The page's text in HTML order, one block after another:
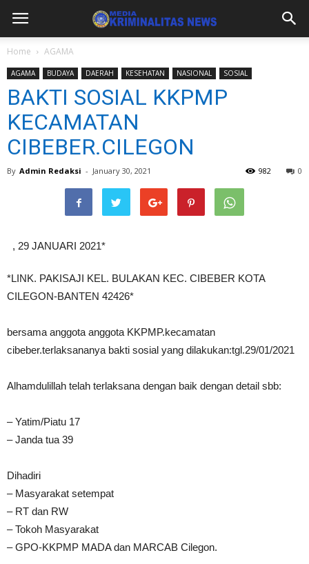
Home AGAMA
AGAMA BUDAYA DAERAH KESEHATAN NASIONAL SOSIAL
BAKTI SOSIAL KKPMP
KECAMATAN
CIBEBER.CILEGON
By Admin Redaksi - January 30, 2021 0
982
, 29 JANUARI 2021*
*LINK. PAKISAJI KEL. BULAKAN KEC. CIBEBER KOTA
CILEGON-BANTEN 42426*
bersama anggota anggota KKPMP.kecamatan
cibeber.terlaksananya bakti sosial yang dilakukan:tgl.29/01/2021
Alhamdulillah telah terlaksana dengan baik dengan detail sbb:
– Yatim/Piatu 17
– Janda tua 39
Dihadiri
– Masyarakat setempat
– RT dan RW
– Tokoh Masyarakat
– GPO-KKPMP MADA dan MARCAB Cilegon.